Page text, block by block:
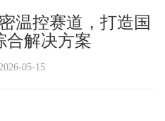
温控赛道，打造国
合解决方案
05-15